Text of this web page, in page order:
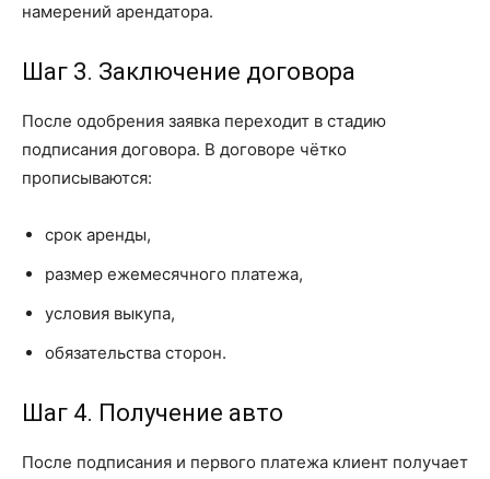
намерений арендатора.
Шаг 3. Заключение договора
После одобрения заявка переходит в стадию
подписания договора. В договоре чётко
прописываются:
срок аренды,
размер ежемесячного платежа,
условия выкупа,
обязательства сторон.
Шаг 4. Получение авто
После подписания и первого платежа клиент получает